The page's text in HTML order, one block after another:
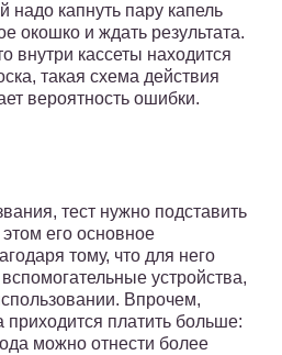
надо капнуть пару капель
окошко и ждать результата.
внутри кассеты находится
такая схема действия
вероятность ошибки.
тест нужно подставить
его основное
тому, что для него
устройства,
Впрочем,
приходится платить больше:
можно отнести более